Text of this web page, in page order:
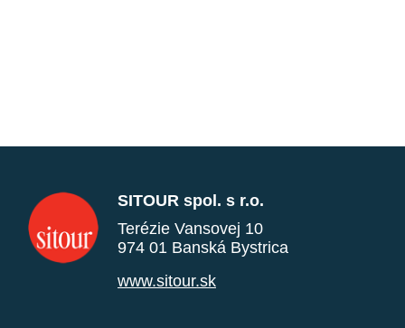
SITOUR spol. s r.o.
Terézie Vansovej 10
974 01 Banská Bystrica
www.sitour.sk